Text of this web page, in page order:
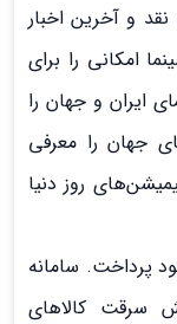
و آخرین اخبار
امکانی را برای
ایران و جهان را
جهان را معرفی
روز دنیا
طرح خود پرداخت. سامانه
سرقت کالاهای